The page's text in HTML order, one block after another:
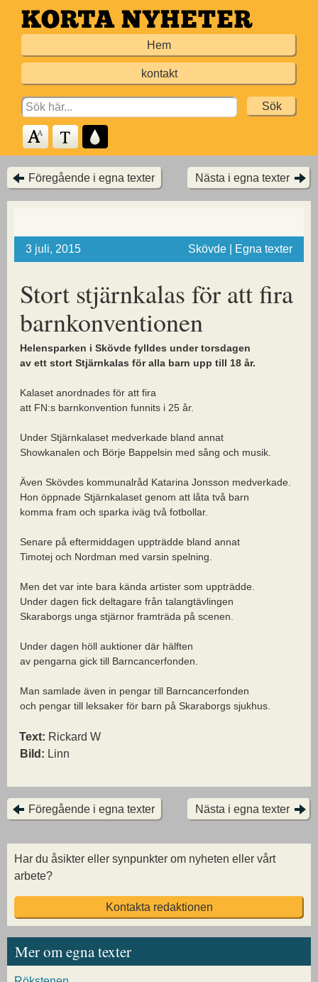
Hoppa
till
Hem
kontakt
Search
for:
Föregående i egna texter Nästa i egna texter
3 juli, 2015 Skövde | Egna texter
Stort stjärnkalas för att fira
barnkonventionen
Helensparken i Skövde fylldes under torsdagen
av ett stort Stjärnkalas för alla barn upp till 18 år.
Kalaset anordnades för att fira
att FN:s barnkonvention funnits i 25 år.
Under Stjärnkalaset medverkade bland annat
Showkanalen och Börje Bappelsin med sång och musik.
Även Skövdes kommunalråd Katarina Jonsson medverkade.
Hon öppnade Stjärnkalaset genom att låta två barn
komma fram och sparka iväg två fotbollar.
Senare på eftermiddagen uppträdde bland annat
Timotej och Nordman med varsin spelning.
Men det var inte bara kända artister som uppträdde.
Under dagen fick deltagare från talangtävlingen
Skaraborgs unga stjärnor framträda på scenen.
Under dagen höll auktioner där hälften
av pengarna gick till Barncancerfonden.
Man samlade även in pengar till Barncancerfonden
och pengar till leksaker för barn på Skaraborgs sjukhus.
Text: Rickard W
Bild: Linn
Föregående i egna texter Nästa i egna texter
Har du åsikter eller synpunkter om nyheten eller vårt
arbete?
Kontakta redaktionen
Mer om egna texter